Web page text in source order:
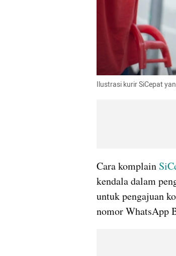
Ilustrasi kurir SiCepat
Cara komplain
kendala dalam
untuk pengajuan
nomor WhatsApp